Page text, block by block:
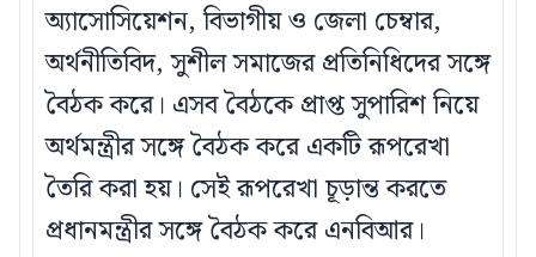
অ্যাসোসিয়েশন, বিভাগীয় ও জেলা চেম্বার,
অর্থনীতিবিদ, সুশীল সমাজের প্রতিনিধিদের সঙ্গে
বৈঠক করে। এসব বৈঠকে প্রাপ্ত সুপারিশ নিয়ে
অর্থমন্ত্রীর সঙ্গে বৈঠক করে একটি রূপরেখা
তৈরি করা হয়। সেই রূপরেখা চূড়ান্ত করতে
প্রধানমন্ত্রীর সঙ্গে বৈঠক করে এনবিআর।